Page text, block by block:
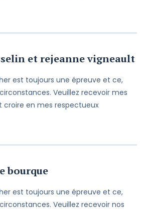
et rejeanne vigneault
est toujours une épreuve et ce,
Veuillez recevoir mes
croire en mes respectueux
bourque
est toujours une épreuve et ce,
Veuillez recevoir nos